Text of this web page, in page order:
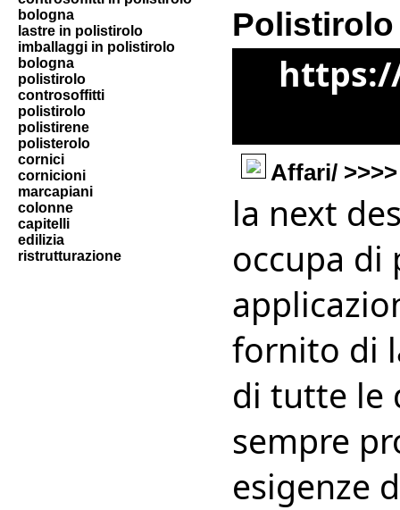
bologna
lastre in polistirolo
imballaggi in polistirolo
bologna
polistirolo
controsoffitti
polistirolo
polistirene
polisterolo
cornici
cornicioni
marcapiani
colonne
capitelli
edilizia
ristrutturazione
Affari/
la next
occupa
fornito di
di tutte le
sempre
esigenze